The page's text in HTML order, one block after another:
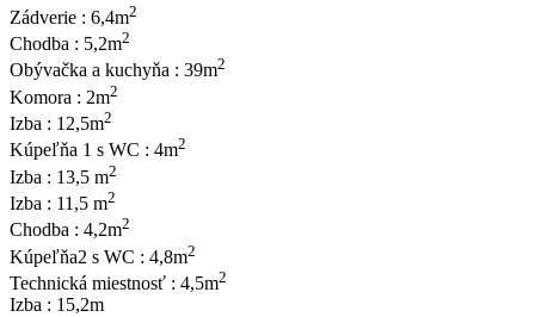
Zádverie : 6,4m2
Chodba : 5,2m2
Obývačka a kuchyňa : 39m2
Komora : 2m2
Izba : 12,5m2
Kúpeľňa 1 s WC : 4m2
Izba : 13,5 m2
Izba : 11,5 m2
Chodba : 4,2m2
Kúpeľňa2 s WC : 4,8m2
Technická miestnosť : 4,5m2
Izba : 15,2m